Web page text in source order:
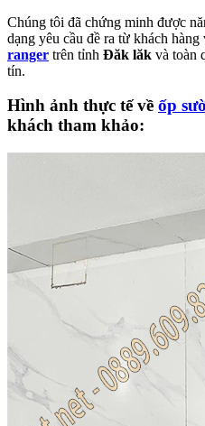
Chúng tôi đã chứng minh được
dạng yêu cầu đề ra từ khách hàng
ranger trên tỉnh Đăk lăk và toàn
tín.
Hình ảnh thực tế về ốp
khách tham khảo: